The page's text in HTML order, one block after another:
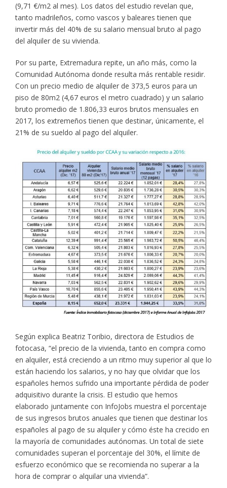
(9,71 €/m2 al mes). Los datos del estudio revelan que,
tanto madrileños, como vascos y baleares tienen que
invertir más del 40% de su salario mensual bruto al pago
del alquiler de su vivienda.
Por su parte, Extremadura repite, un año más, como la
Comunidad Autónoma donde resulta más rentable residir.
Con un precio medio de alquiler de 373,5 euros para un
piso de 80m2 (4,67 euros el metro cuadrado) y un salario
bruto promedio de 1.806,33 euros brutos mensuales en
2017, los extremeños tienen que destinar, únicamente, el
21% de su sueldo al pago del alquiler.
Según explica Beatriz Toribio, directora de Estudios de
fotocasa, “el precio de la vivienda, tanto en compra como
en alquiler, está creciendo a un ritmo muy superior al que lo
están haciendo los salarios, y no hay que olvidar que los
españoles hemos sufrido una importante pérdida de poder
adquisitivo durante la crisis. El estudio que hemos
elaborado juntamente con InfoJobs muestra el porcentaje
de sus ingresos brutos anuales que tienen que destinar los
españoles al pago de su alquiler y cómo éste ha crecido en
la mayoría de comunidades autónomas. Un total de siete
comunidades superan el porcentaje del 30%, el límite de
esfuerzo económico que se recomienda no superar a la
hora de comprar o alquilar una vivienda”.